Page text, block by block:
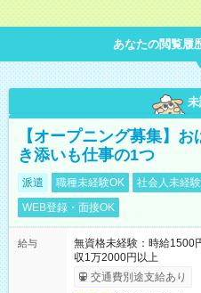
あなたの閲覧履
【オープニング募集】
き添いも仕事の1つ
派遣 職種未経験OK 社会人未経
WEB登録・面接OK
給与
無資格未経験：時給
収1万2000円以上
交通費別途支給あり